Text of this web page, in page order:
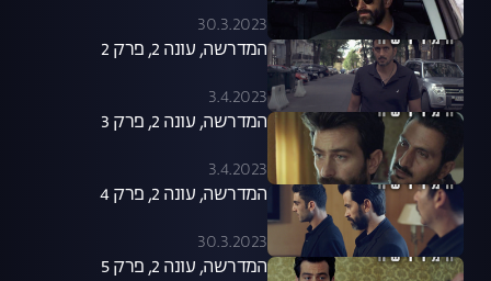
30.3.2023
המדרשה, עונה 2, פרק 2
3.4.2023
המדרשה, עונה 2, פרק 3
3.4.2023
המדרשה, עונה 2, פרק 4
30.3.2023
המדרשה, עונה 2, פרק 5